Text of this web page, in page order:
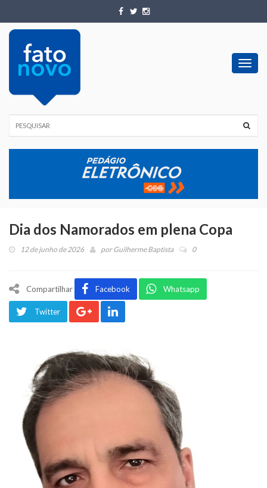
Dia dos Namorados em plena Copa
12 de junho de 2026 porGuilherme Baptista 0
Compartilhar Facebook Whatsapp
Twitter